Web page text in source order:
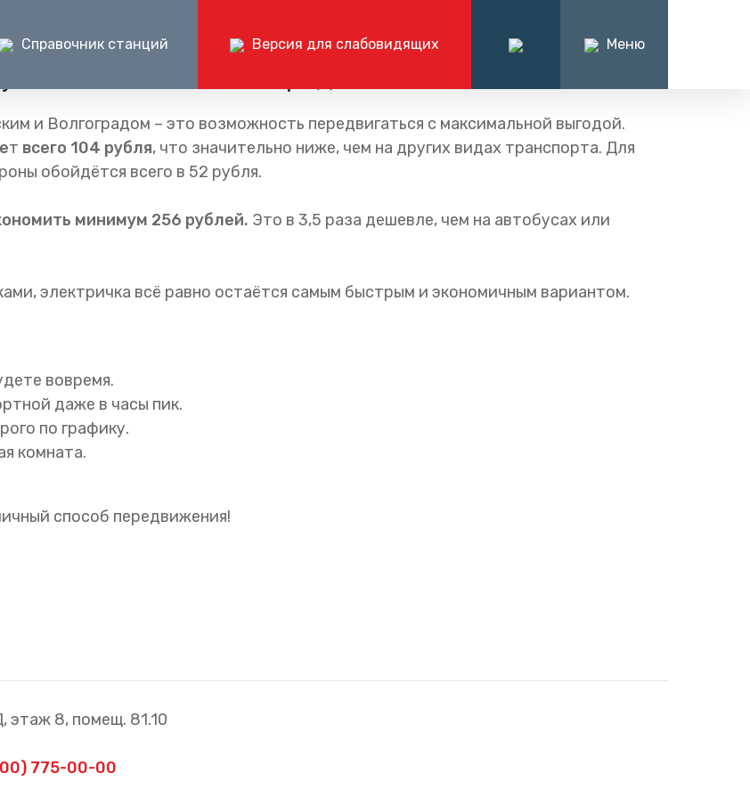
Справочник станций Версия для слабовидящих Меню
Пресс-центр
Блог компании
Частые вопросы
Документация
Раскрытие информации
О компании
История дороги
Наша команда
Работа в РЖД
поддержки клиентов ОАО «РЖД»
(800) 775-00-00
без выходных
Приёмная
+7 (8442) 90-32-42
и Волгоградом – это возможность передвигаться с максимальной выгодой.
т всего 104 рубля, что значительно ниже, чем на других видах транспорта. Для
обойдётся всего в 52 рубля.
минимум 256 рублей. Это в 3,5 раза дешевле, чем на автобусах или
электричка всё равно остаётся самым быстрым и экономичным вариантом.
вовремя.
даже в часы пик.
по графику.
комната.
способ передвижения!
этаж 8, помещ. 81.10
775-00-00